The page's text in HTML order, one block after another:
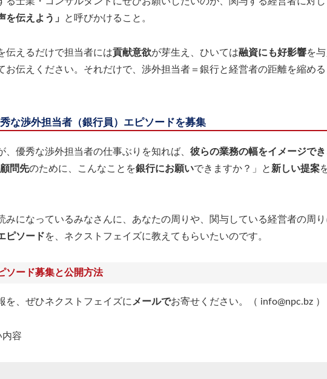
を伝えよう」
と呼びかけること。
伝えるだけで担当者には貢献意欲が芽生え、ひいては融資にも好影響を
お伝えください。それだけで、渉外担当者＝銀行と経営者の距離を縮め
な渉外担当者（銀行員）エピソードを募集
、優秀な渉外担当者の仕事ぶりを知れば、 彼らの業務の幅をイメージでき
問先のために、こんなことを銀行にお願いできますか？」と 新しい提案
みになっているみなさんに、あなたの周りや、関与している経営者の周
ピソードを、ネクストフェイズに教えてもらいたいのです。
ソード募集と公開方法
を、ぜひネクストフェイズに メールでお寄せください。（ info@npc.bz ）
内容